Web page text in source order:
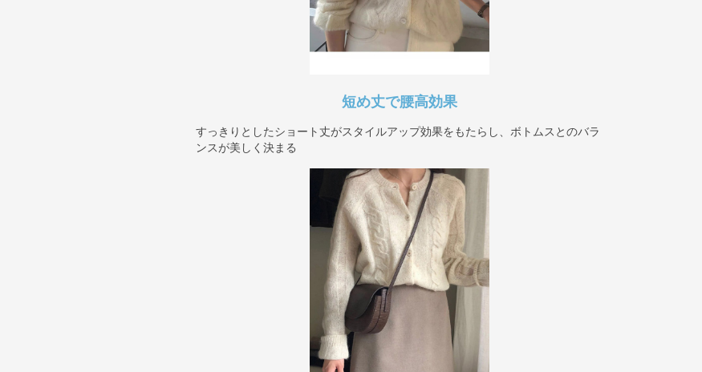
短め丈で腰高効果
すっきりとしたショート丈がスタイルアップ効果をもたらし、ボトムスとのバラ
ンスが美しく決まる